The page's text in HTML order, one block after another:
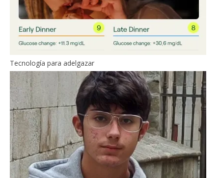
Tecnología para adelgazar